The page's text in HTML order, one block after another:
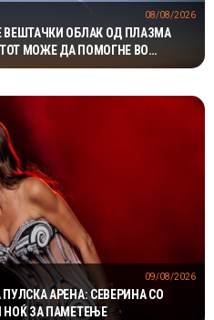
ВЕШТАЧКИ ОБЛАК ОД ПЛАЗМА
МОЖЕ ДА ПОМОГНЕ ВО
08/08/2026
АРЕНА: СЕВЕРИНА СО
НОЌ ЗА ПАМЕТЕЊЕ
09/08/2026